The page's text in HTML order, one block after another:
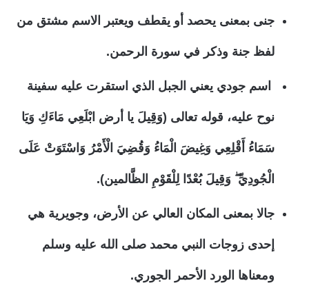
جنى بمعنى يحصد أو يقطف ويعتبر الاسم مشتق من
لفظ جنة وذكر في سورة الرحمن.
اسم جودي يعني الجبل الذي استقرت عليه سفينة
نوح عليه، قوله تعالى (وَقِيلَ يا أرض ابْلَعِي مَاءَكِ وَيَا
سَمَاءُ أَقْلِعِي وَغِيضَ الْمَاءُ وَقُضِيَ الْأَمْرُ وَاسْتَوَتْ عَلَى
الْجُودِيِّ ۖ وَقِيلَ بُعْدًا لِلْقَوْمِ الظَّالمين).
جالا بمعنى المكان العالي عن الأرض، وجويرية هي
إحدى زوجات النبي محمد صلى الله عليه وسلم
ومعناها الورد الأحمر الجوري.